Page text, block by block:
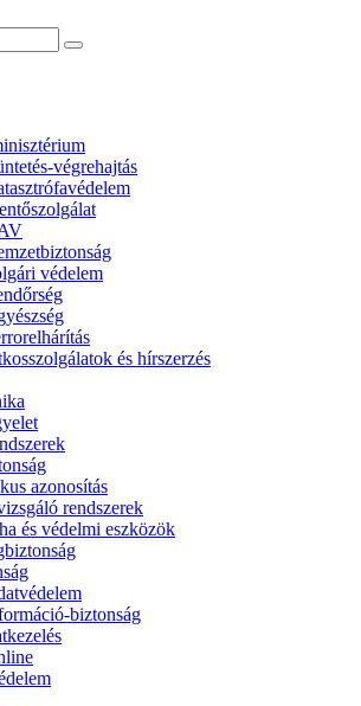
végrehajtás
védelem
és hírszerzés
azonosítás
rendszerek
és védelmi eszközök
biztonság